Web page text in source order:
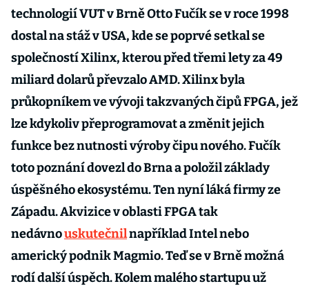
technologií VUT v Brně Otto Fučík se v roce 1998
dostal na stáž v USA, kde se poprvé setkal se
společností Xilinx, kterou před třemi lety za 49
miliard dolarů převzalo AMD. Xilinx byla
průkopníkem ve vývoji takzvaných čipů FPGA, jež
lze kdykoliv přeprogramovat a změnit jejich
funkce bez nutnosti výroby čipu nového. Fučík
toto poznání dovezl do Brna a položil základy
úspěšného ekosystému. Ten nyní láká firmy ze
Západu. Akvizice v oblasti FPGA tak
nedávnouskutečnilnapříklad Intel nebo
americký podnik Magmio. Teď se v Brně možná
rodí další úspěch. Kolem malého startupu už